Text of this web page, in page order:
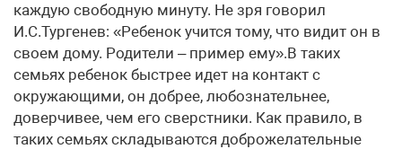
каждую свободную минуту. Не зря говорил
И.С.Тургенев: «Ребенок учится тому, что видит он в
своем дому. Родители – пример ему».В таких
семьях ребенок быстрее идет на контакт с
окружающими, он добрее, любознательнее,
доверчивее, чем его сверстники. Как правило, в
таких семьях складываются доброжелательные